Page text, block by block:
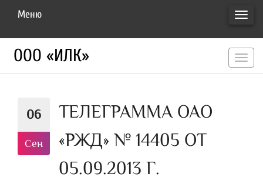
Меню
ООО «ИЛК»
06
Сен
ТЕЛЕГРАММА ОАО
«РЖД» № 14405 ОТ
05.09.2013 Г.